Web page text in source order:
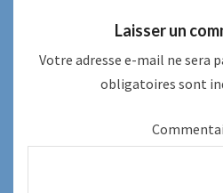
Laisser un
Votre adresse e-mail ne sera
obligatoires sont